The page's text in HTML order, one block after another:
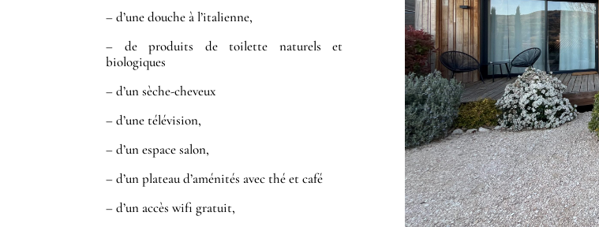
– d’une douche à l’italienne,
– de produits de toilette naturels et
biologiques
– d’un sèche-cheveux
– d’une télévision,
– d’un espace salon,
– d’un plateau d’aménités avec thé et café
– d’un accès wifi gratuit,